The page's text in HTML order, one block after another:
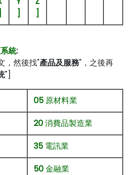
]
]
統:
，然後找"產品及服務"，之後再
"]
05 原材料業
20消費品製造業
35 電訊業
50金融業